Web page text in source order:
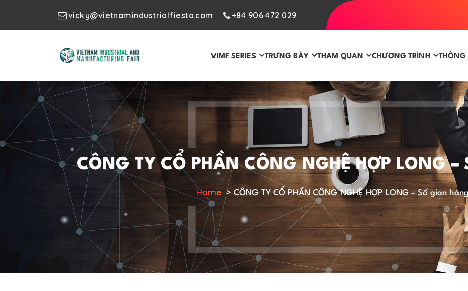
vicky@vietnamindustrialfiesta.com +84 906 472 029
VIMF SERIES TRƯNG BÀY THAM QUAN CHƯƠNG TRÌNH THÔNG
CÔNG TY CỔ PHẦN CÔNG NGHỆ HỢP LONG
Home> CÔNG TY CỔ PHẦN CÔNG NGHỆ HỢP LONG – Số gian